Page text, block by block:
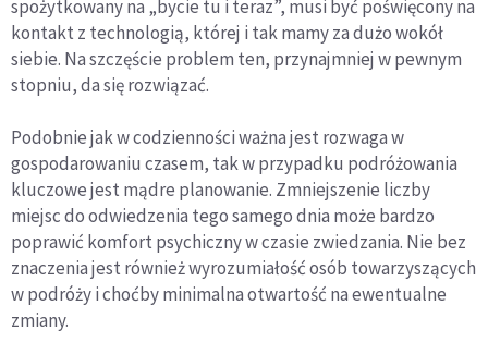
spożytkowany na „bycie tu i teraz”, musi być poświęcony na
kontakt z technologią, której i tak mamy za dużo wokół
siebie. Na szczęście problem ten, przynajmniej w pewnym
stopniu, da się rozwiązać.
Podobnie jak w codzienności ważna jest rozwaga w
gospodarowaniu czasem, tak w przypadku podróżowania
kluczowe jest mądre planowanie. Zmniejszenie liczby
miejsc do odwiedzenia tego samego dnia może bardzo
poprawić komfort psychiczny w czasie zwiedzania. Nie bez
znaczenia jest również wyrozumiałość osób towarzyszących
w podróży i choćby minimalna otwartość na ewentualne
zmiany.